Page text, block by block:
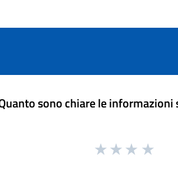
sono chiare le informazioni